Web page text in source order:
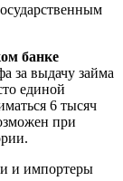
банке
за выдачу займа
единой
6 тысяч
при
и импортеры